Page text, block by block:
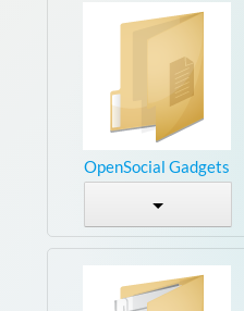
OpenSocial Gadgets